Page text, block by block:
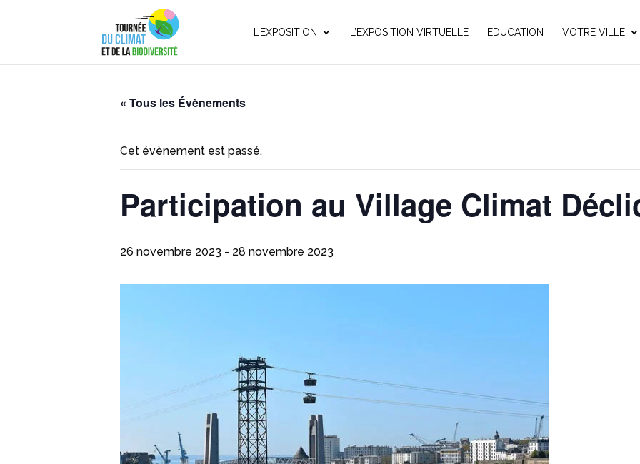
L’EXPOSITION L’EXPOSITION VIRTUELLE EDUCATION VOTRE VILLE
« Tous les Évènements
Cet évènement est passé.
Participation au Village Climat
26 novembre 2023 - 28 novembre 2023